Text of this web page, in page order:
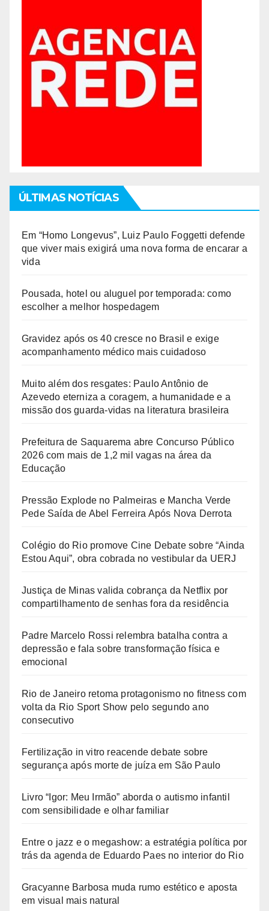
ÚLTIMAS NOTÍCIAS
Em “Homo Longevus”, Luiz Paulo Foggetti defende
que viver mais exigirá uma nova forma de encarar a
vida
Pousada, hotel ou aluguel por temporada: como
escolher a melhor hospedagem
Gravidez após os 40 cresce no Brasil e exige
acompanhamento médico mais cuidadoso
Muito além dos resgates: Paulo Antônio de
Azevedo eterniza a coragem, a humanidade e a
missão dos guarda-vidas na literatura brasileira
Prefeitura de Saquarema abre Concurso Público
2026 com mais de 1,2 mil vagas na área da
Educação
Pressão Explode no Palmeiras e Mancha Verde
Pede Saída de Abel Ferreira Após Nova Derrota
Colégio do Rio promove Cine Debate sobre “Ainda
Estou Aqui”, obra cobrada no vestibular da UERJ
Justiça de Minas valida cobrança da Netflix por
compartilhamento de senhas fora da residência
Padre Marcelo Rossi relembra batalha contra a
depressão e fala sobre transformação física e
emocional
Rio de Janeiro retoma protagonismo no fitness com
volta da Rio Sport Show pelo segundo ano
consecutivo
Fertilização in vitro reacende debate sobre
segurança após morte de juíza em São Paulo
Livro “Igor: Meu Irmão” aborda o autismo infantil
com sensibilidade e olhar familiar
Entre o jazz e o megashow: a estratégia política por
trás da agenda de Eduardo Paes no interior do Rio
Gracyanne Barbosa muda rumo estético e aposta
em visual mais natural